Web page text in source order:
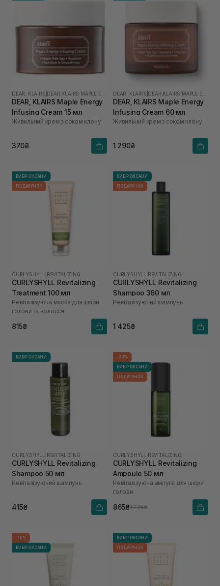
DEAR, KLAIRS
DEAR, KLAIRS Maple Energy
Infusing Cream 15 мл
Живильний крем з соком клену
370₴
DEAR, KLAIRS
DEAR, KLAIRS Maple Energy
Infusing Cream 60 мл
Живильний крем з соком клену
1 290₴
ВИБІР ОКСАНИ
ПОДАРУНОК
CURLYSHYLL REVITALIZING
CURLYSHYLL Revitalizing
Treatment 100 мл
Ревіталізуюча маска для шкіри
голови та волосся
815₴
ВИБІР ОКСАНИ
ПОДАРУНОК
CURLYSHYLL REVITALIZING
CURLYSHYLL Revitalizing
Shampoo 360 мл
Ревіталізуючий шампунь
1 425₴
ВИБІР ОКСАНИ
CURLYSHYLL REVITALIZING
CURLYSHYLL Revitalizing
Shampoo 50 мл
Ревіталізуючий шампунь
415₴
-30%
ВИБІР ОКСАНИ
ПОДАРУНОК
CURLYSHYLL REVITALIZING
CURLYSHYLL Revitalizing
Ampoule 50 мл
Ревіталізуюча ампула для шкіри
голови
865₴1 235₴
-10%
ВИБІР ОКСАНИ
ВИБІР ОКСАНИ
ПОДАРУНОК